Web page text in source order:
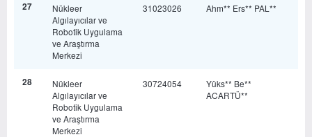
27
Nükleer
Algılayıcılar ve
Robotik Uygulama
ve Araştırma
Merkezi
31023026 Ahm** Ers** PAL**
28
Nükleer
Algılayıcılar ve
Robotik Uygulama
ve Araştırma
Merkezi
30724054
Yüks** Be**
ACARTÜ**